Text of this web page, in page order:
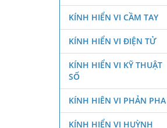
KÍNH HIỂN VI CẦM TAY
KÍNH HIỂN VI ĐIỆN TỬ
KÍNH HIỂN VI KỸ THUẬT
SỐ
KÍNH HIÊN VI PHẢN PHA
KÍNH HIỂN VI HUỲNH